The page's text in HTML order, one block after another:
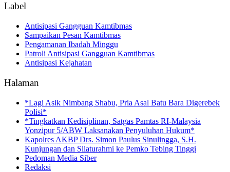
Label
Antisipasi Gangguan Kamtibmas
Sampaikan Pesan Kamtibmas
Pengamanan Ibadah Minggu
Patroli Antisipasi Gangguan Kamtibmas
Antisipasi Kejahatan
Halaman
*Lagi Asik Nimbang Shabu, Pria Asal Batu Bara Digerebek
Polisi*
*Tingkatkan Kedisiplinan, Satgas Pamtas RI-Malaysia
Yonzipur 5/ABW Laksanakan Penyuluhan Hukum*
Kapolres AKBP Drs. Simon Paulus Sinulingga, S.H.
Kunjungan dan Silaturahmi ke Pemko Tebing Tinggi
Pedoman Media Siber
Redaksi